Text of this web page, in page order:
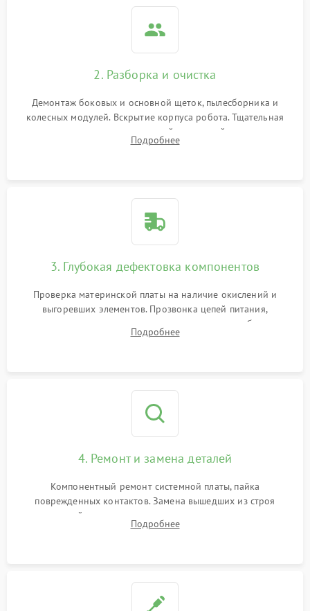
2. Разборка и очистка
Демонтаж боковых и основной щеток, пылесборника и
колесных модулей. Вскрытие корпуса робота. Тщательная
очистка внутренних полостей, шестерней и плат от
скопившейся пыли, волос и шерсти животных с
Подробнее
3. Глубокая дефектовка компонентов
Проверка материнской платы на наличие окислений и
выгоревших элементов. Прозвонка цепей питания,
тестирование приводных моторов колес и турбины
всасывания. Оценка состояния оптических и инфракрасных
Подробнее
4. Ремонт и замена деталей
Компонентный ремонт системной платы, пайка
поврежденных контактов. Замена вышедших из строя
двигателей, изношенного аккумулятора, неисправного
лидара или помпы подачи воды. Восстановление шлейфов и
Подробнее